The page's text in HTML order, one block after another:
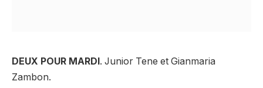
DEUX POUR MARDI . Junior Tene et Gianmaria
Zambon.